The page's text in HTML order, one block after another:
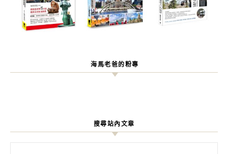
海馬老爸的粉專
搜尋站內文章